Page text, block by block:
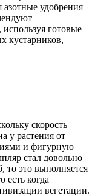
удобрения
готовые
кустарников,
скорость
у растения от
и фигурную
стал довольно
то это выполняется
есть когда
вегетации.